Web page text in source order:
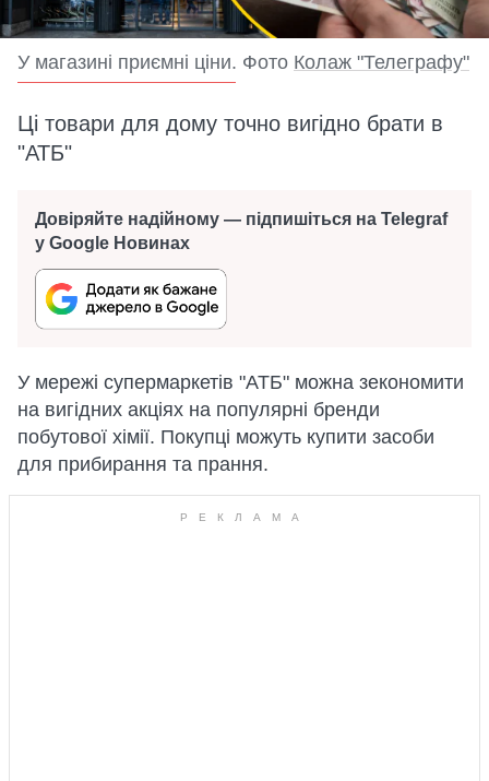
У магазині приємні ціни. Фото Колаж "Телеграфу"
Ці товари для дому точно вигідно брати в
"АТБ"
Довіряйте надійному — підпишіться на Telegraf
у Google Новинах
У мережі супермаркетів "АТБ" можна зекономити
на вигідних акціях на популярні бренди
побутової хімії. Покупці можуть купити засоби
для прибирання та прання.